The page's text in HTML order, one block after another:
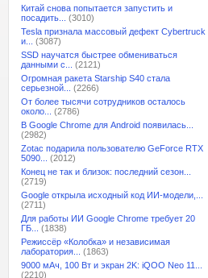
Китай снова попытается запустить и
посадить...
(3010)
Tesla признала массовый дефект Cybertruck
и...
(3087)
SSD научатся быстрее обмениваться
данными с...
(2121)
Огромная ракета Starship S40 стала
серьезной...
(2266)
От более тысячи сотрудников осталось
около...
(2786)
В Google Chrome для Android появилась...
(2982)
Zotac подарила пользователю GeForce RTX
5090...
(2012)
Конец не так и близок: последний сезон...
(2719)
Google открыла исходный код ИИ-модели,...
(2711)
Для работы ИИ Google Chrome требует 20
ГБ...
(1838)
Режиссёр «Колобка» и независимая
лаборатория...
(1863)
9000 мАч, 100 Вт и экран 2K: iQOO Neo 11...
(2210)